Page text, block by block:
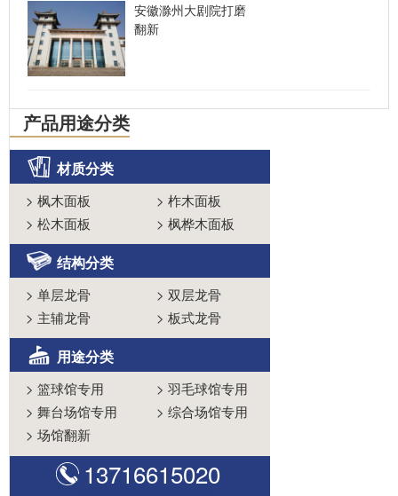
安徽滁州大剧院打磨
翻新
产品用途分类
材质分类
> 枫木面板 > 柞木面板
> 松木面板 > 枫桦木面板
结构分类
> 单层龙骨 > 双层龙骨
> 主辅龙骨 > 板式龙骨
用途分类
> 篮球馆专用 > 羽毛球馆专用
> 舞台场馆专用 > 综合场馆专用
> 场馆翻新
13716615020